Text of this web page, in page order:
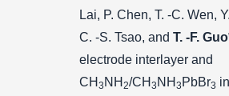
Lai, P. Chen, T. -C. Wen,
C. -S. Tsao, and T. -F.
electrode interlayer and
CH 3 NH 2/CH 3 NH 3 PbBr3